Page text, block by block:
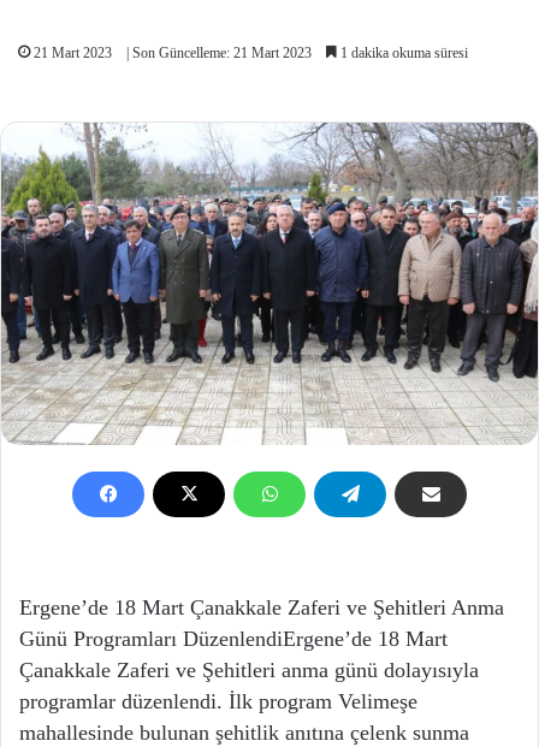
21 Mart 2023 | Son Güncelleme: 21 Mart 2023 1 dakika okuma süresi
Ergene’de 18 Mart Çanakkale Zaferi ve Şehitleri Anma
Günü Programları DüzenlendiErgene’de 18 Mart
Çanakkale Zaferi ve Şehitleri anma günü dolayısıyla
programlar düzenlendi. İlk program Velimeşe
mahallesinde bulunan şehitlik anıtına çelenk sunma